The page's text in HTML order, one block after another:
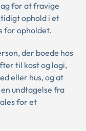
for at fravige
ophold i et
for opholdet.
der boede hos
til kost og logi,
eller hus, og at
undtagelse fra
for et